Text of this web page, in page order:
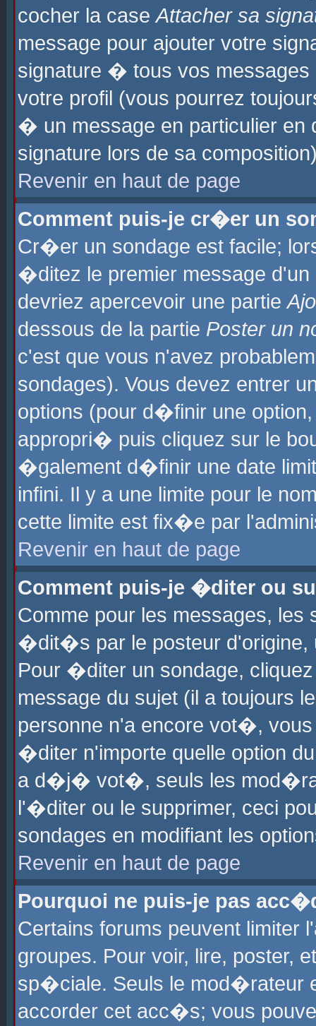
cocher la caseAttacher sa
message pour ajouter votre
signature � tous vos
votre profil (vous pourrez
� un message en particulier
signature lors de sa
Revenir en haut de page
Comment puis-je cr�er un
Cr�er un sondage est facile;
�ditez le premier message
devriez apercevoir une partie
dessous de la partie Poster un
c'est que vous n'avez
sondages). Vous devez entrer
options (pour d�finir une
appropri� puis cliquez sur le
�galement d�finir une date
infini. Il y a une limite pour le
cette limite est fix�e par
Revenir en haut de page
Comment puis-je �diter ou
Comme pour les messages,
�dit�s par le posteur d'origine,
Pour �diter un sondage,
message du sujet (il a toujours
personne n'a encore vot�,
�diter n'importe quelle option
a d�j� vot�, seuls les
l'�diter ou le supprimer, ceci
sondages en modifiant les
Revenir en haut de page
Pourquoi ne puis-je pas
Certains forums peuvent
groupes. Pour voir, lire, poster,
sp�ciale. Seuls le mod�rateur
accorder cet acc�s; vous